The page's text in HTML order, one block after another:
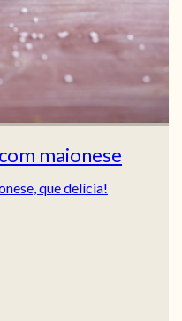
maionese
que delícia!